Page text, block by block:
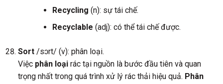
Recycling (n): sự tái chế.
Recyclable (adj): có thể tái chế được.
Sort/sɔrt/ (v): phân loại.
Việc phân loạirác tại nguồn là bước đầu tiên và quan
trọng nhất trong quá trình xử lý rác thải hiệu quả. Phân